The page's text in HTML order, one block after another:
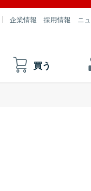
企業情報 採用情報 ニ
買う